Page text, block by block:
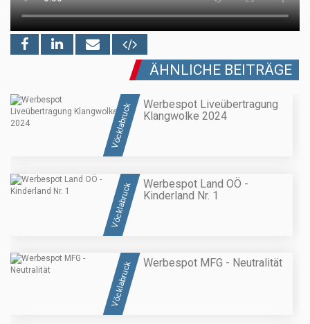
ÄHNLICHE BEITRÄGE
Vöcklabruck
Werbespot Liveübertragung
Klangwolke 2024
Vöcklabruck
Werbespot Land OÖ -
Kinderland Nr. 1
Vöcklabruck Werbespot MFG - Neutralität